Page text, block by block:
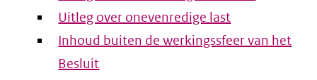
Uitleg over onevenredige last
Inhoud buiten de werkingssfeer van het
Besluit